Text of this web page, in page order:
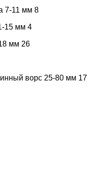
7-11 мм 8
15 мм 4
мм 26
ворс 25-80 мм 17